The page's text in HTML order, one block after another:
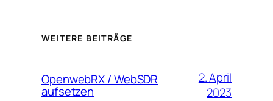
WEITERE BEITRÄGE
OpenwebRX / WebSDR
aufsetzen
2. April
2023